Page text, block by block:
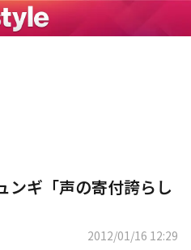
ンギ「声の寄付誇らし
2012/01/16 12:29